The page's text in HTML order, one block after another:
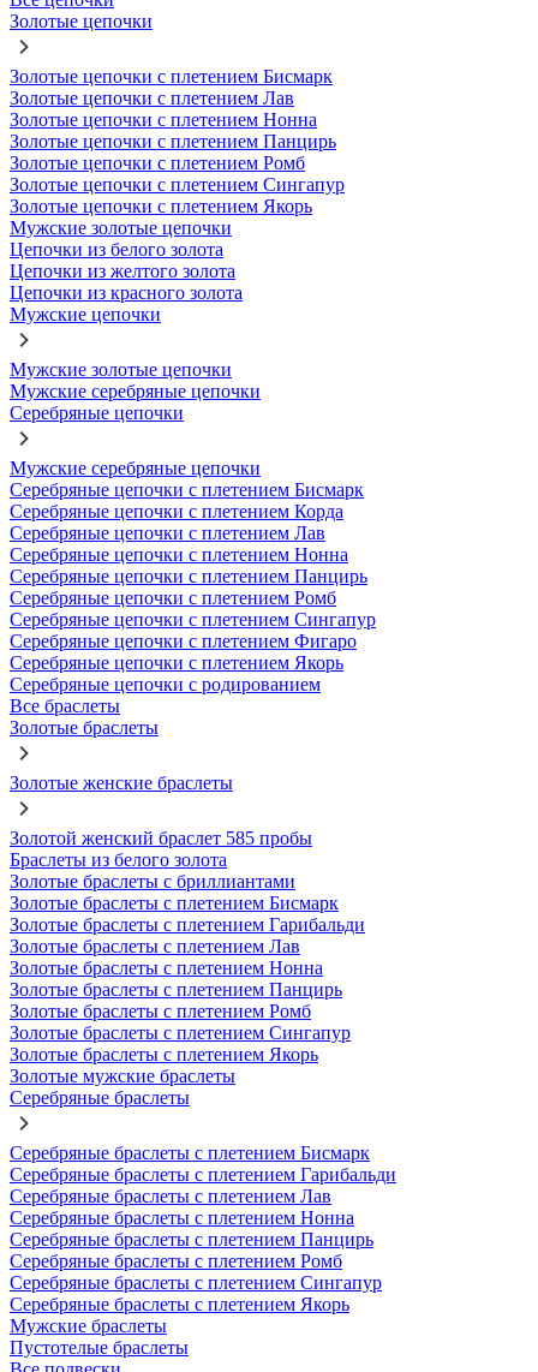
Золотые цепочки
Золотые цепочки с плетением Бисмарк
Золотые цепочки с плетением Лав
Золотые цепочки с плетением Нонна
Золотые цепочки с плетением Панцирь
Золотые цепочки с плетением Ромб
Золотые цепочки с плетением Сингапур
Золотые цепочки с плетением Якорь
Мужские золотые цепочки
Цепочки из белого золота
Цепочки из желтого золота
Цепочки из красного золота
Мужские цепочки
Мужские золотые цепочки
Мужские серебряные цепочки
Серебряные цепочки
Мужские серебряные цепочки
Серебряные цепочки с плетением Бисмарк
Серебряные цепочки с плетением Корда
Серебряные цепочки с плетением Лав
Серебряные цепочки с плетением Нонна
Серебряные цепочки с плетением Панцирь
Серебряные цепочки с плетением Ромб
Серебряные цепочки с плетением Сингапур
Серебряные цепочки с плетением Фигаро
Серебряные цепочки с плетением Якорь
Серебряные цепочки с родированием
Все браслеты
Золотые браслеты
Золотые женские браслеты
Золотой женский браслет 585 пробы
Браслеты из белого золота
Золотые браслеты с бриллиантами
Золотые браслеты с плетением Бисмарк
Золотые браслеты с плетением Гарибальди
Золотые браслеты с плетением Лав
Золотые браслеты с плетением Нонна
Золотые браслеты с плетением Панцирь
Золотые браслеты с плетением Ромб
Золотые браслеты с плетением Сингапур
Золотые браслеты с плетением Якорь
Золотые мужские браслеты
Серебряные браслеты
Серебряные браслеты с плетением Бисмарк
Серебряные браслеты с плетением Гарибальди
Серебряные браслеты с плетением Лав
Серебряные браслеты с плетением Нонна
Серебряные браслеты с плетением Панцирь
Серебряные браслеты с плетением Ромб
Серебряные браслеты с плетением Сингапур
Серебряные браслеты с плетением Якорь
Мужские браслеты
Пустотелые браслеты